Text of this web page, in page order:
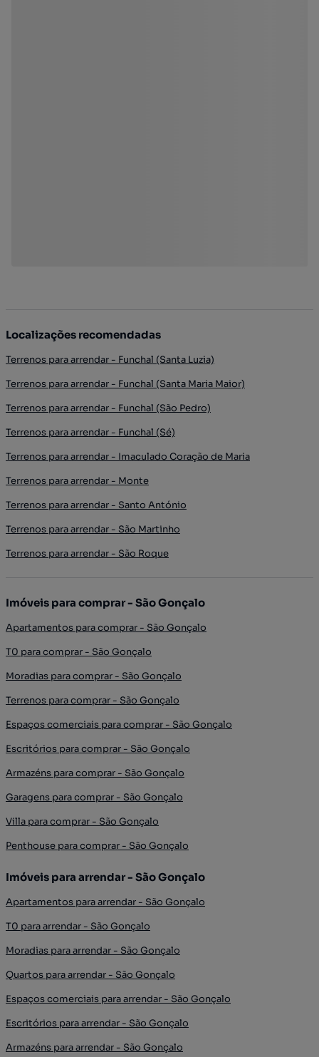
Localizações recomendadas
Terrenos para arrendar - Funchal (Santa Luzia)
Terrenos para arrendar - Funchal (Santa Maria Maior)
Terrenos para arrendar - Funchal (São Pedro)
Terrenos para arrendar - Funchal (Sé)
Terrenos para arrendar - Imaculado Coração de Maria
Terrenos para arrendar - Monte
Terrenos para arrendar - Santo António
Terrenos para arrendar - São Martinho
Terrenos para arrendar - São Roque
Imóveis para comprar - São Gonçalo
Apartamentos para comprar - São Gonçalo
T0 para comprar - São Gonçalo
Moradias para comprar - São Gonçalo
Terrenos para comprar - São Gonçalo
Espaços comerciais para comprar - São Gonçalo
Escritórios para comprar - São Gonçalo
Armazéns para comprar - São Gonçalo
Garagens para comprar - São Gonçalo
Villa para comprar - São Gonçalo
Penthouse para comprar - São Gonçalo
Imóveis para arrendar - São Gonçalo
Apartamentos para arrendar - São Gonçalo
T0 para arrendar - São Gonçalo
Moradias para arrendar - São Gonçalo
Quartos para arrendar - São Gonçalo
Espaços comerciais para arrendar - São Gonçalo
Escritórios para arrendar - São Gonçalo
Armazéns para arrendar - São Gonçalo